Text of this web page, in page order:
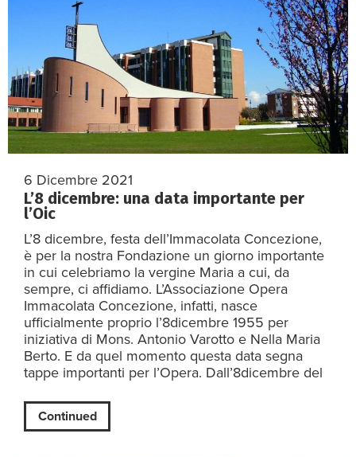
6 Dicembre 2021
L’8 dicembre: una data importante per
l’Oic
L’8 dicembre, festa dell’Immacolata Concezione,
è per la nostra Fondazione un giorno importante
in cui celebriamo la vergine Maria a cui, da
sempre, ci affidiamo. L’Associazione Opera
Immacolata Concezione, infatti, nasce
ufficialmente proprio l’8dicembre 1955 per
iniziativa di Mons. Antonio Varotto e Nella Maria
Berto. E da quel momento questa data segna
tappe importanti per l’Opera. Dall’8dicembre del
Continued